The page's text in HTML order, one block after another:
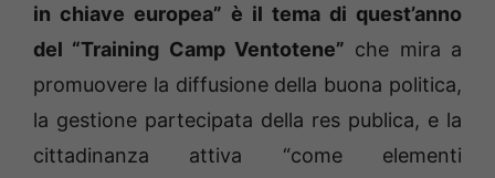
in chiave europea” è il tema di quest’anno
del “Training Camp Ventotene” che mira a
promuovere la diffusione della buona politica,
la gestione partecipata della res publica, e la
cittadinanza attiva “come elementi